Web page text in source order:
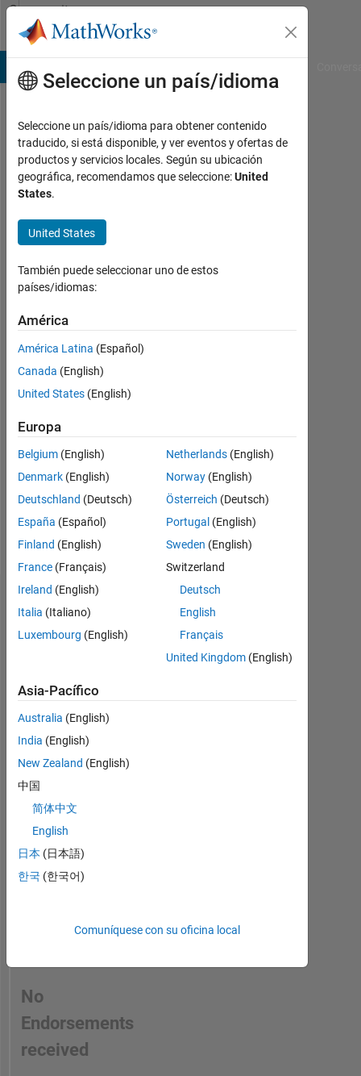
Saltar al contenido
Community
Profile
Nithin
Kumar
MathWorks
actividad
desde
0
Following:
Follow
an
Intern
at
MathWorks.
My
major
responsibility
to
best
to
MATLAB
and
DISCLAIMER:
Any
advice
opinions
here
way
reflect
that
of
Mostrar
más
Please
endorse
this
person
in
a
No
Endorsements
received
Seleccione un país/idioma
Seleccione un país/idioma para obtener contenido
traducido, si está disponible, y ver eventos y ofertas de
productos y servicios locales. Según su ubicación
geográfica, recomendamos que seleccione:United
States.
United States
También puede seleccionar uno de estos
países/idiomas:
América
América Latina (Español)
Canada (English)
United States (English)
Europa
Belgium (English)
Denmark (English)
Deutschland (Deutsch)
España (Español)
Finland (English)
France (Français)
Ireland (English)
Italia (Italiano)
Luxembourg (English)
Netherlands(English)
Norway(English)
Österreich (Deutsch)
Portugal (English)
Sweden (English)
Switzerland
Deutsch
English
Français
United Kingdom(English)
Asia-Pacífico
Australia (English)
India (English)
New Zealand (English)
中国
简体中文
English
日本 (日本語)
한국 (한국어)
Comuníquese con su oficina local